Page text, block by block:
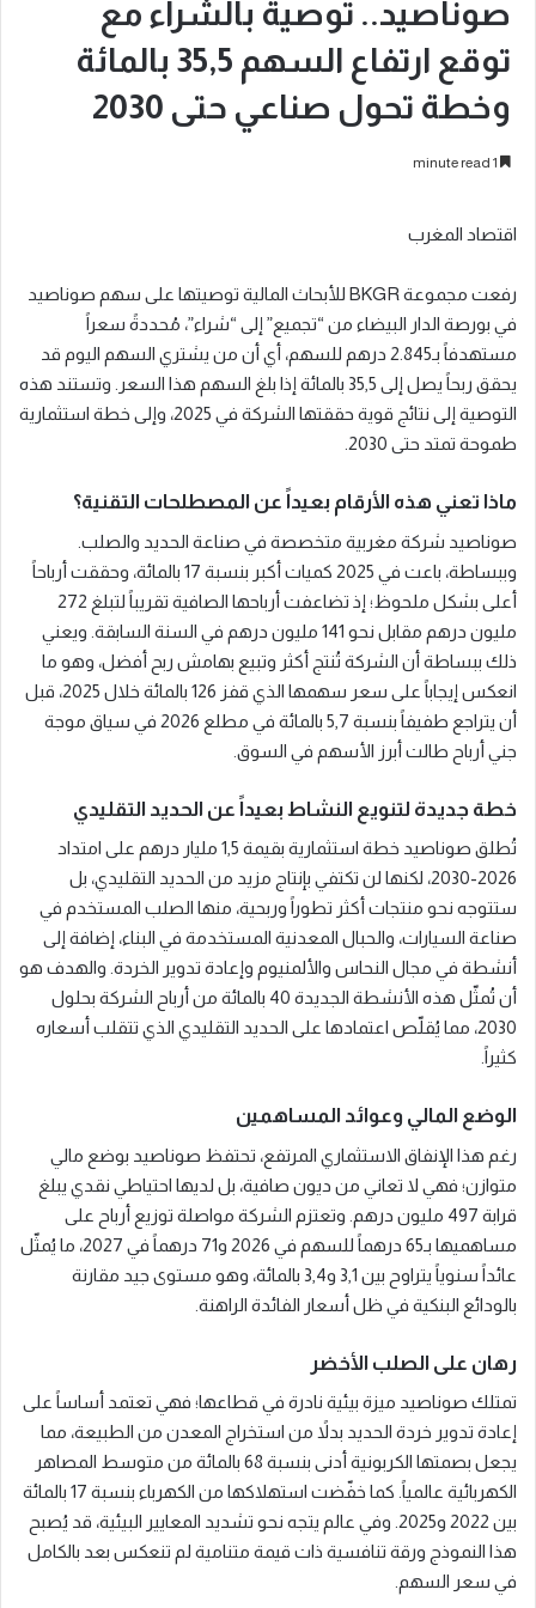
صوناصيد.. توصية بالشراء مع
توقع ارتفاع السهم 35,5 بالمائة
وخطة تحول صناعي حتى 2030
اقتصاد المغرب
رفعت مجموعة BKGR للأبحاث المالية توصيتها على سهم صوناصيد
في بورصة الدار البيضاء من “تجميع” إلى “شراء”، مُحددةً سعراً
مستهدفاً بـ2.845 درهم للسهم، أي أن من يشتري السهم اليوم قد
يحقق ربحاً يصل إلى 35,5 بالمائة إذا بلغ السهم هذا السعر. وتستند هذه
التوصية إلى نتائج قوية حققتها الشركة في 2025، وإلى خطة استثمارية
طموحة تمتد حتى 2030.
ماذا تعني هذه الأرقام بعيداً عن المصطلحات التقنية؟
صوناصيد شركة مغربية متخصصة في صناعة الحديد والصلب.
وببساطة، باعت في 2025 كميات أكبر بنسبة 17 بالمائة، وحققت أرباحاً
أعلى بشكل ملحوظ؛ إذ تضاعفت أرباحها الصافية تقريباً لتبلغ 272
مليون درهم مقابل نحو 141 مليون درهم في السنة السابقة. ويعني
ذلك ببساطة أن الشركة تُنتج أكثر وتبيع بهامش ربح أفضل، وهو ما
انعكس إيجاباً على سعر سهمها الذي قفز 126 بالمائة خلال 2025، قبل
أن يتراجع طفيفاً بنسبة 5,7 بالمائة في مطلع 2026 في سياق موجة
جني أرباح طالت أبرز الأسهم في السوق.
خطة جديدة لتنويع النشاط بعيداً عن الحديد التقليدي
تُطلق صوناصيد خطة استثمارية بقيمة 1,5 مليار درهم على امتداد
2026-2030، لكنها لن تكتفي بإنتاج مزيد من الحديد التقليدي، بل
ستتوجه نحو منتجات أكثر تطوراً وربحية، منها الصلب المستخدم في
صناعة السيارات، والحبال المعدنية المستخدمة في البناء، إضافة إلى
أنشطة في مجال النحاس والألمنيوم وإعادة تدوير الخردة. والهدف هو
أن تُمثّل هذه الأنشطة الجديدة 40 بالمائة من أرباح الشركة بحلول
2030، مما يُقلّص اعتمادها على الحديد التقليدي الذي تتقلب أسعاره
كثيراً.
الوضع المالي وعوائد المساهمين
رغم هذا الإنفاق الاستثماري المرتفع، تحتفظ صوناصيد بوضع مالي
متوازن؛ فهي لا تعاني من ديون صافية، بل لديها احتياطي نقدي يبلغ
قرابة 497 مليون درهم. وتعتزم الشركة مواصلة توزيع أرباح على
مساهميها بـ65 درهماً للسهم في 2026 و71 درهماً في 2027، ما يُمثّل
عائداً سنوياً يتراوح بين 3,1 و3,4 بالمائة، وهو مستوى جيد مقارنة
بالودائع البنكية في ظل أسعار الفائدة الراهنة.
رهان على الصلب الأخضر
تمتلك صوناصيد ميزة بيئية نادرة في قطاعها؛ فهي تعتمد أساساً على
إعادة تدوير خردة الحديد بدلاً من استخراج المعدن من الطبيعة، مما
يجعل بصمتها الكربونية أدنى بنسبة 68 بالمائة من متوسط المصاهر
الكهربائية عالمياً. كما خفّضت استهلاكها من الكهرباء بنسبة 17 بالمائة
بين 2022 و2025. وفي عالم يتجه نحو تشديد المعايير البيئية، قد يُصبح
هذا النموذج ورقة تنافسية ذات قيمة متنامية لم تنعكس بعد بالكامل
في سعر السهم.